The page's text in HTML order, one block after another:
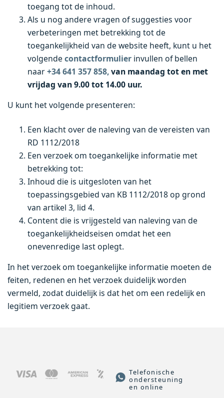
toegang tot de inhoud.
Als u nog andere vragen of suggesties voor
verbeteringen met betrekking tot de
toegankelijkheid van de website heeft, kunt u het
volgende contactformulier invullen of bellen
naar+34 641 357 858,van maandag tot en met
vrijdag van 9.00 tot 14.00 uur.
U kunt het volgende presenteren:
Een klacht over de naleving van de vereisten van
RD 1112/2018
Een verzoek om toegankelijke informatie met
betrekking tot:
Inhoud die is uitgesloten van het
toepassingsgebied van KB 1112/2018 op grond
van artikel 3, lid 4.
Content die is vrijgesteld van naleving van de
toegankelijkheidseisen omdat het een
onevenredige last oplegt.
In het verzoek om toegankelijke informatie moeten de
feiten, redenen en het verzoek duidelijk worden
vermeld, zodat duidelijk is dat het om een redelijk en
legitiem verzoek gaat.
Telefonische
ondersteuning
en online